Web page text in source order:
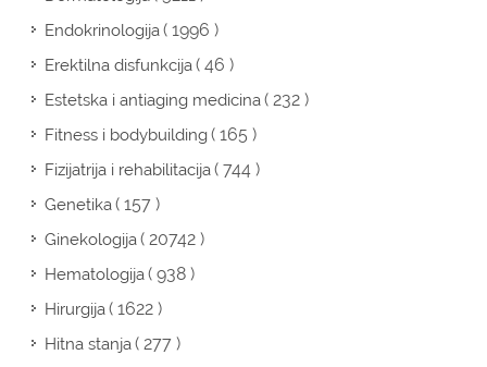
Endokrinologija( 1996 )
Erektilna disfunkcija( 46 )
Estetska i antiaging medicina( 232 )
Fitness i bodybuilding( 165 )
Fizijatrija i rehabilitacija( 744 )
Genetika( 157 )
Ginekologija( 20742 )
Hematologija( 938 )
Hirurgija( 1622 )
Hitna stanja( 277 )